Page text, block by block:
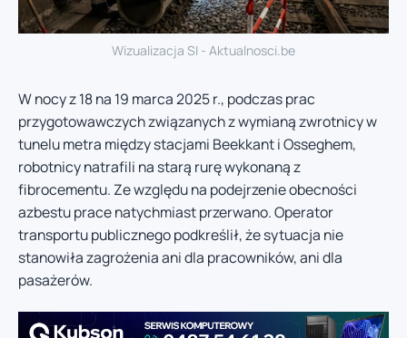
Wizualizacja SI - Aktualnosci.be
W nocy z 18 na 19 marca 2025 r., podczas prac
przygotowawczych związanych z wymianą zwrotnicy w
tunelu metra między stacjami Beekkant i Osseghem,
robotnicy natrafili na starą rurę wykonaną z
fibrocementu. Ze względu na podejrzenie obecności
azbestu prace natychmiast przerwano. Operator
transportu publicznego podkreślił, że sytuacja nie
stanowiła zagrożenia ani dla pracowników, ani dla
pasażerów.